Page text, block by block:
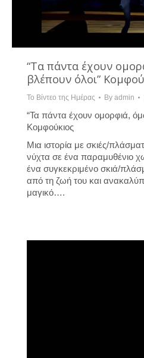
“Τα πάντα έχουν
βλέπουν όλοι”
Το Βίντεο της Ημέρας By admin
“Τα πάντα έχουν ομορφιά,
Κομφούκιος
Μια ιστορία με σκιές/
νύχτα σε ένα παραμυθένιο
ένα συγκεκριμένο σκιά/
από τη ζωή του και
μαγικό….